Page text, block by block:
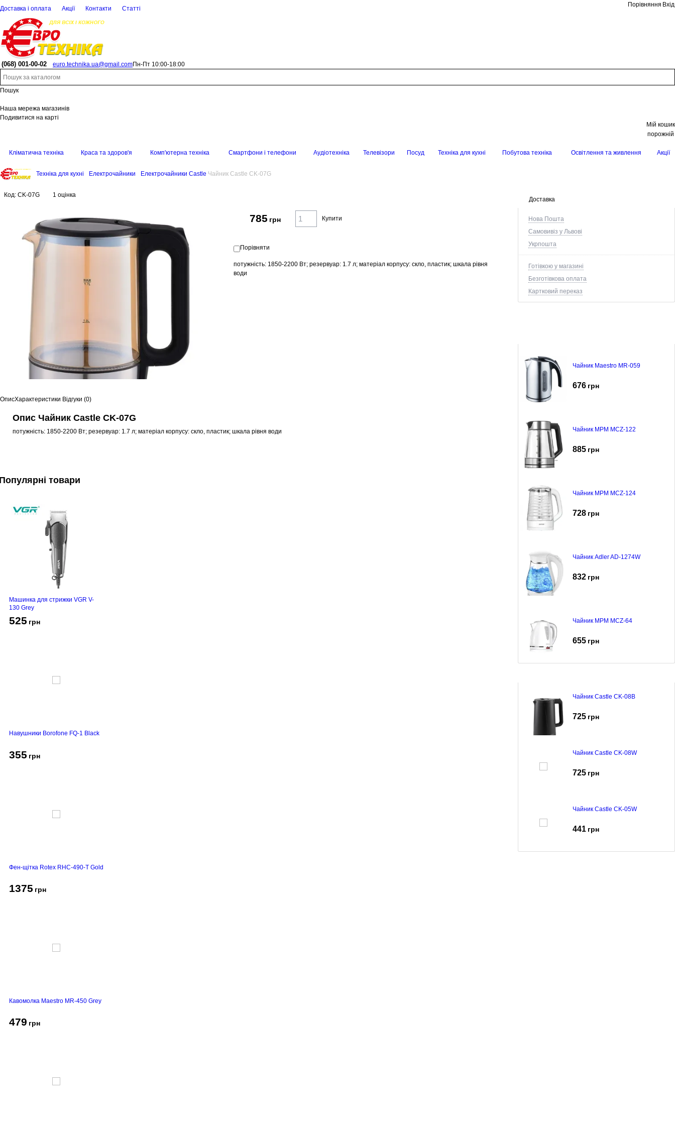
Доставка і оплата Акції Контакти Статті
Порівняння Вхід
(068) 001-00-02 euro.technika.ua@gmail.comПн-Пт 10:00-18:00
Пошук
Наша мережа магазинів
Подивитися на карті
Мій кошик
порожній
Кліматична техніка Краса та здоров'я Комп'ютерна техніка Смартфони і телефони Аудіотехніка Телевізори Посуд Техніка для кухні Побутова техніка Освітлення та живлення Акції
Техніка для кухні Електрочайники Електрочайники Castle Чайник Castle CK-07G
Доставка
Нова Пошта
Самовивіз у Львові
Укрпошта
Готівкою у магазині
Безготівкова оплата
Картковий переказ
Чайник Maestro MR-059
676 грн
Чайник MPM MCZ-122
885 грн
Чайник MPM MCZ-124
728 грн
Чайник Adler AD-1274W
832 грн
Чайник MPM MCZ-64
655 грн
Чайник Castle CK-08B
725 грн
Чайник Castle CK-08W
725 грн
Чайник Castle CK-05W
441 грн
Код: CK-07G 1 оцінка
785 грн Купити
Порівняти
потужність: 1850-2200 Вт; резервуар: 1.7 л; матеріал корпусу: скло, пластик; шкала рівня
води
ОписХарактеристики Відгуки (0)
Опис Чайник Castle CK-07G
потужність: 1850-2200 Вт; резервуар: 1.7 л; матеріал корпусу: скло, пластик; шкала рівня води
товари
Машинка для стрижки VGR V-
130 Grey
525 грн
Навушники Borofone FQ-1 Black
355 грн
Фен-щітка Rotex RHC-490-T Gold
1375 грн
Кавомолка Maestro MR-450 Grey
479 грн